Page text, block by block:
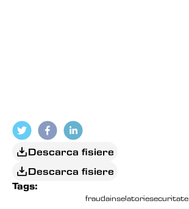
Descarca fisiere
Descarca fisiere
Tags:
fraudainselatoriesecuritate